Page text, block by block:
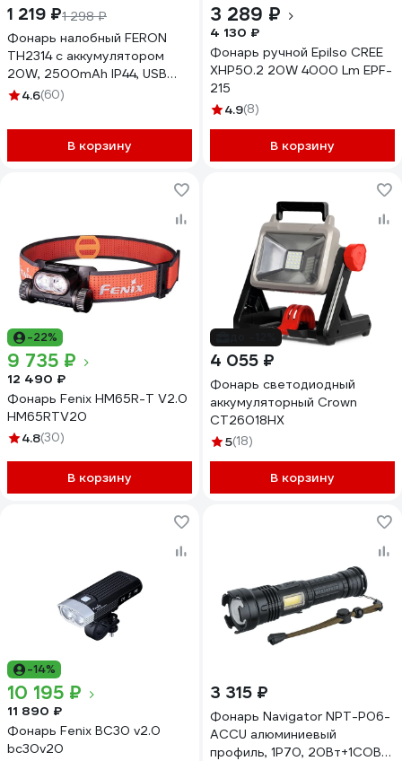
1 219 ₽1 298 ₽
Фонарь налобный FERON
TH2314 c аккумулятором
20W, 2500mAh IP44, USB
type-C, Алюминий, 51621
4.6(60)
В корзину
3 289 ₽
4 130 ₽
Фонарь ручной Epilso CREE
XHP50.2 20W 4000 Lm EPF-
215
4.9(8)
В корзину
-22%
9 735 ₽
12 490 ₽
Фонарь Fenix HM65R-T V2.0
HM65RTV20
4.8(30)
В корзину
4 055 ₽
Фонарь светодиодный
аккумуляторный Crown
CT26018HX
5(18)
В корзину
-14%
10 195 ₽
11 890 ₽
Фонарь Fenix BC30 v2.0
bc30v20
3 315 ₽
Фонарь Navigator NPT-P06-
ACCU алюминиевый
профиль, 1P70, 20Вт+1COB